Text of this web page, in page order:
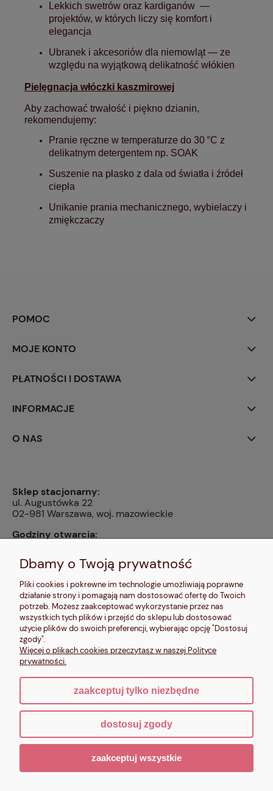
Lekkich swetrów oraz kardiganów —
projektów, w których liczy się komfort i
elegancja
Ubranek i akcesoriów dla niemowląt — ze
względu na wyjątkową delikatność włókien
Pielęgnacja włóczki kaszmirowej
Aby zachować trwałość i piękno dzianin,
rekomendujemy:
Pranie ręczne w temperaturze do 30 °C z
delikatnym detergentem np. SOAK
Suszenie na płasko z dala od światła i źródeł
ciepła
Unikanie prania mechanicznego, wybielaczy i
zmiękczaczy
POMOC
MOJE KONTO
PŁATNOŚCI I DOSTAWA
INFORMACJE
O NAS
Sklep stacjonarny:
ul. Augustówka 22
02-981 Warszawa, woj. mazowieckie
Godziny otwarcia:
13:00, nd: nieczynne
604 680 566,
kontakt@makalele.pl;makalele@poczta.fm
Adres rejestrowy:
ul. Bartycka 63A/32
00-716 Warszawa
NIP: 6621635689
Sklep internetowy Shoper.pl
Dbamy o Twoją prywatność
Pliki cookies i pokrewne im technologie umożliwiają poprawne
działanie strony i pomagają nam dostosować ofertę do Twoich
potrzeb. Możesz zaakceptować wykorzystanie przez nas
wszystkich tych plików i przejść do sklepu lub dostosować
użycie plików do swoich preferencji, wybierając opcję "Dostosuj
zgody".
Więcej o plikach cookies przeczytasz w naszej Polityce
prywatności.
zaakceptuj tylko niezbędne
dostosuj zgody
zaakceptuj wszystkie